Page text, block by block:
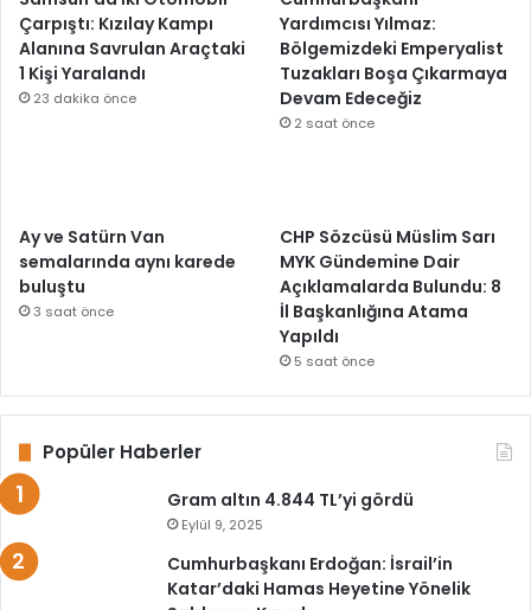
Çarpıştı: Kızılay Kampı
Alanına Savrulan Araçtaki
1 Kişi Yaralandı
23 dakika önce
Yardımcısı Yılmaz:
Bölgemizdeki Emperyalist
Tuzakları Boşa Çıkarmaya
Devam Edeceğiz
2 saat önce
Ay ve Satürn Van
semalarında aynı karede
buluştu
3 saat önce
CHP Sözcüsü Müslim Sarı
MYK Gündemine Dair
Açıklamalarda Bulundu: 8
İl Başkanlığına Atama
Yapıldı
5 saat önce
Popüler Haberler
Gram altın 4.844 TL’yi gördü
Eylül 9, 2025
Cumhurbaşkanı Erdoğan: İsrail’in
Katar’daki Hamas Heyetine Yönelik